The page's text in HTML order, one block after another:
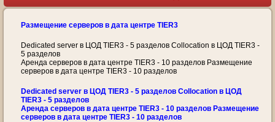
Размещение серверов в дата центре TIER3
Dedicated server в ЦОД TIER3 - 5 разделов Collocation в ЦОД TIER3 -
5 разделов
Аренда серверов в дата центре TIER3 - 10 разделов Размещение
серверов в дата центре TIER3 - 10 разделов
Dedicated server в ЦОД TIER3 - 5 разделов Collocation в ЦОД
TIER3 - 5 разделов
Аренда серверов в дата центре TIER3 - 10 разделов Размещение
серверов в дата центре TIER3 - 10 разделов